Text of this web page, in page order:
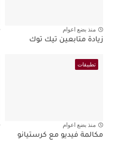
منذ بضع اعوام
زيادة متابعين تيك توك
تطبيقات
منذ بضع اعوام
مكالمة فيديو مع كرستيانو